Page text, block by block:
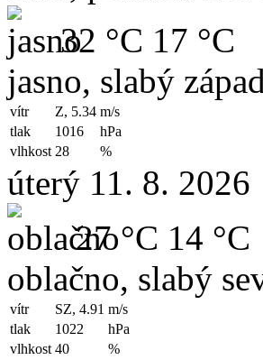
32 °C 17 °C
jasno, slabý
vítr Z, 5.34 m/s
tlak
1016
hPa
vlhkost 28 %
úterý 11. 8. 2026
27 °C 14 °C
oblačno, slabý
vítr SZ, 4.91 m/s
tlak
1022
hPa
vlhkost 40 %